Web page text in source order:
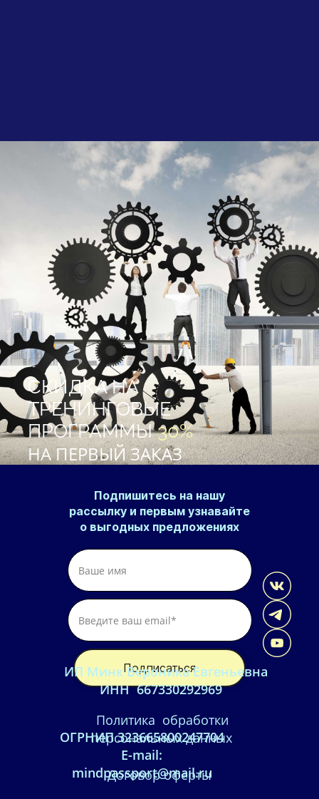
СКИДКА НА
ТРЕНИНГОВЫЕ
ПРОГРАММЫ30%
НА ПЕРВЫЙ ЗАКАЗ
31 августа!
Заказать подбор персонала
Подпишитесь на нашу
рассылку и первым узнавайте
о выгодных предложениях
Подписаться
ИП Минк Вероника Евгеньевна
ИНН 667330292969
Политика обработки
персональных данных
Договор оферты
ОГРНИП 323665800247704
E-mail:
mindpassport@mail.ru